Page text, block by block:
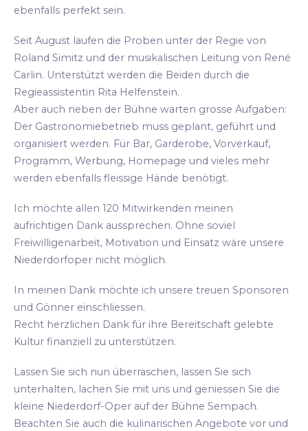
ebenfalls perfekt sein.
Seit August laufen die Proben unter der Regie von
Roland Simitz und der musikalischen Leitung von René
Carlin. Unterstützt werden die Beiden durch die
Regieassistentin Rita Helfenstein.
Aber auch neben der Bühne warten grosse Aufgaben:
Der Gastronomiebetrieb muss geplant, geführt und
organisiert werden. Für Bar, Garderobe, Vorverkauf,
Programm, Werbung, Homepage und vieles mehr
werden ebenfalls fleissige Hände benötigt.
Ich möchte allen 120 Mitwirkenden meinen
aufrichtigen Dank aussprechen. Ohne soviel
Freiwilligenarbeit, Motivation und Einsatz wäre unsere
Niederdorfoper nicht möglich.
In meinen Dank möchte ich unsere treuen Sponsoren
und Gönner einschliessen.
Recht herzlichen Dank für ihre Bereitschaft gelebte
Kultur finanziell zu unterstützen.
Lassen Sie sich nun überraschen, lassen Sie sich
unterhalten, lachen Sie mit uns und geniessen Sie die
kleine Niederdorf-Oper auf der Bühne Sempach.
Beachten Sie auch die kulinarischen Angebote vor und